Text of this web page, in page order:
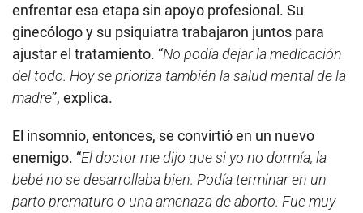
enfrentar esa etapa sin apoyo profesional. Su
ginecólogo y su psiquiatra trabajaron juntos para
ajustar el tratamiento. “No podía dejar la medicación
del todo. Hoy se prioriza también la salud mental de la
madre”, explica.
El insomnio, entonces, se convirtió en un nuevo
enemigo. “El doctor me dijo que si yo no dormía, la
bebé no se desarrollaba bien. Podía terminar en un
parto prematuro o una amenaza de aborto. Fue muy